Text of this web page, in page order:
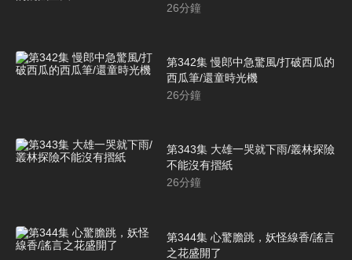
26分鐘
第342集 慢郎中急驚風/打破西瓜的
西瓜筆/還童時光機
26分鐘
第343集 大雄一哭就下雨/叢林探險
不能沒有摺紙
26分鐘
第344集 心驚膽跳，妖怪線香/謠言
之花盛開了